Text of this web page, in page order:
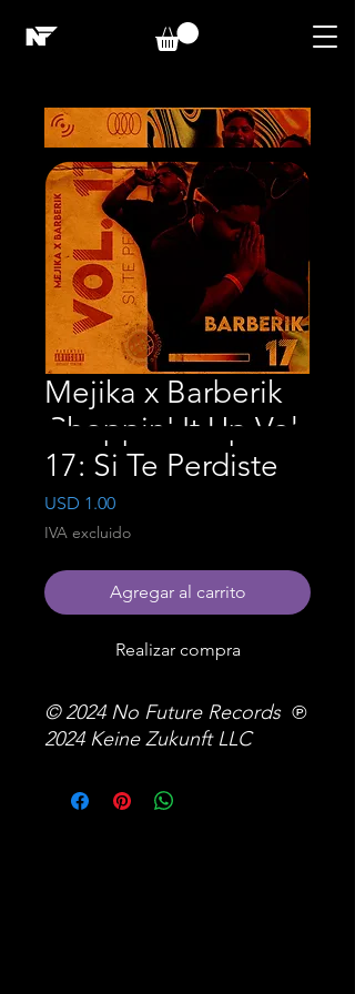
Mejika x Barberik
Choppin' It Up Vol
17: Si Te Perdiste
USD 1.00Precio
IVA excluido
Agregar al carrito
Realizar compra
© 2024 No Future Records ℗
2024 Keine Zukunft LLC